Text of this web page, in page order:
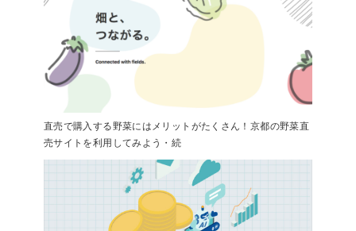
直売で購入する野菜にはメリットがたくさん！京都の野菜直
売サイトを利用してみよう・続